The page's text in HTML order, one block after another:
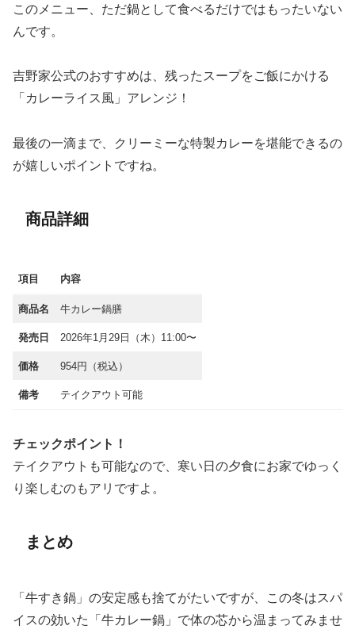
このメニュー、ただ鍋として食べるだけではもったいない
んです。
吉野家公式のおすすめは、残ったスープをご飯にかける
「カレーライス風」アレンジ！
最後の一滴まで、クリーミーな特製カレーを堪能できるの
が嬉しいポイントですね。
商品詳細
項目 内容
商品名 牛カレー鍋膳
発売日 2026年1月29日（木）11:00〜
価格 954円（税込）
備考 テイクアウト可能
チェックポイント！
テイクアウトも可能なので、寒い日の夕食にお家でゆっく
り楽しむのもアリですよ。
まとめ
「牛すき鍋」の安定感も捨てがたいですが、この冬はスパ
イスの効いた「牛カレー鍋」で体の芯から温まってみませ